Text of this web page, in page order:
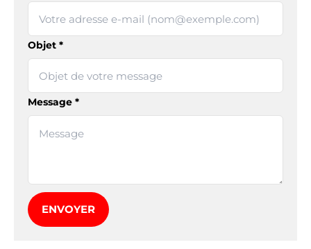
Objet *
Message *
ENVOYER